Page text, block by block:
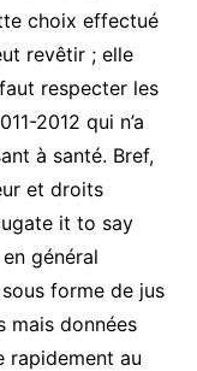
choix effectué
revêtir ; elle
respecter les
2012 qui n’a
à santé. Bref,
et droits
it to say
général
forme de jus
mais données
rapidement au